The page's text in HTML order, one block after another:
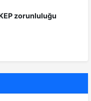
zorunluluğu